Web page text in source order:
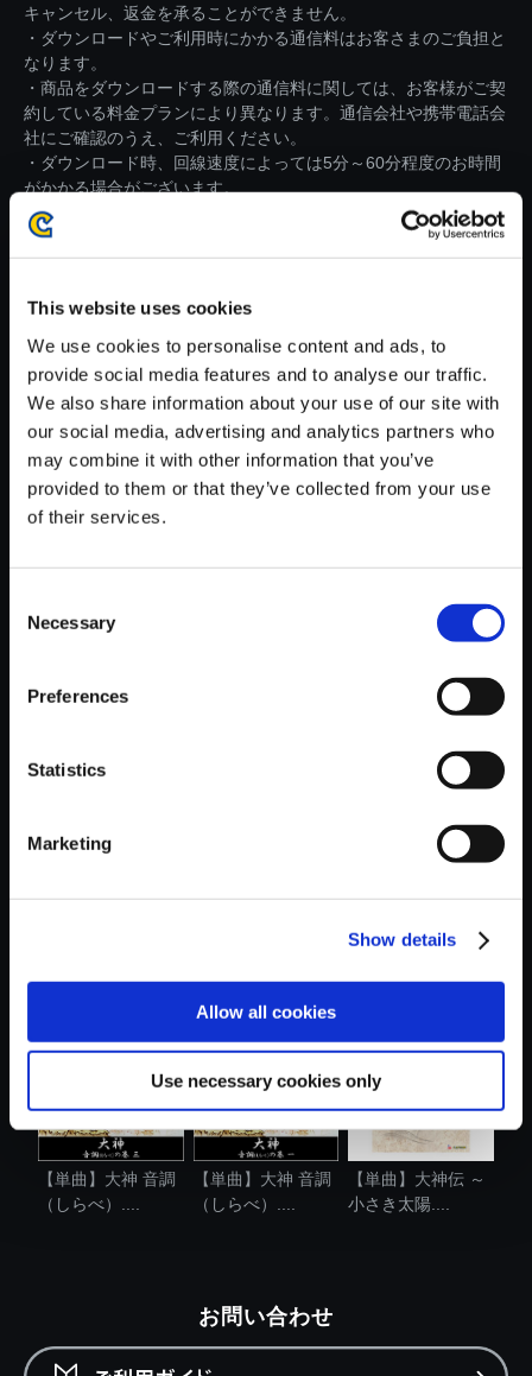
This website uses cookies
We use cookies to personalise content and ads, to
provide social media features and to analyse our traffic.
We also share information about your use of our site with
our social media, advertising and analytics partners who
may combine it with other information that you’ve
provided to them or that they’ve collected from your use
of their services.
Selection
Necessary
Preferences
Statistics
Marketing
Show details
Allow all cookies
Use necessary cookies only
キャンセル、返金を承ることができません。
・ダウンロードやご利用時にかかる通信料はお客さまのご負担と
なります。
・商品をダウンロードする際の通信料に関しては、お客様がご契
約している料金プランにより異なります。通信会社や携帯電話会
社にご確認のうえ、ご利用ください。
・ダウンロード時、回線速度によっては5分～60分程度のお時間
がかかる場合がございます。
※ご購入いただいたファイルのダウンロードの際には、通信環境
が安定しているWifi環境でお試しください。
【単曲】大神 五重之音調 サクヤ
姫のテーマ
250円(税込)
【単曲】大神 音調
【単曲】大神 音調
（しらべ）....
【単曲】大神 音調
（しらべ）....
【単曲】大神伝 ～
小さき太陽....
お問い合わせ